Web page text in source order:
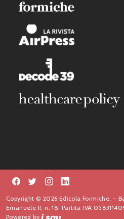
Copyright © 2026 Edicola Formiche. –
Emanuele II, n. 18, Partita IVA
Powered by